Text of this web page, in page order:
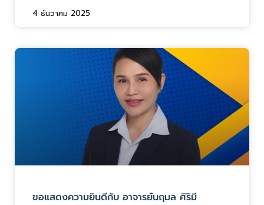
4 ธันวาคม 2025
ขอแสดงความยินดีกับ อาจารย์นฤมล ศิริมี